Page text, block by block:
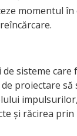
momentul
sisteme
proiectare să
și răcirea